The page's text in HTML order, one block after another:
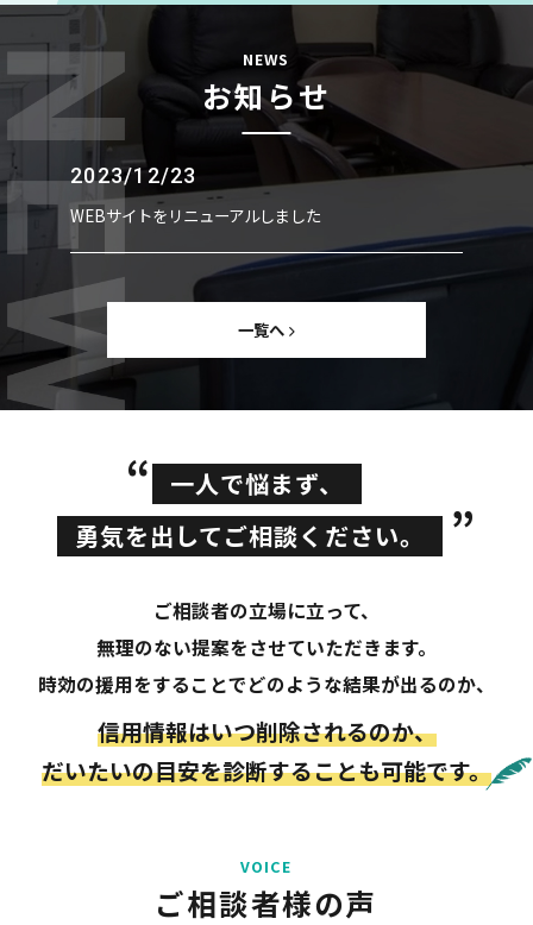
NEWS
お知らせ
2023/12/23
WEBサイトをリニューアルしました
一覧へ
“ 一人で悩まず、
勇気を出してご相談ください。
”
ご相談者の立場に立って、
無理のない提案をさせていただきます。
時効の援用をすることでどのような結果が出るのか、
信用情報はいつ削除されるのか、
だいたいの目安を診断することも可能です。
VOICE
ご相談者様の声